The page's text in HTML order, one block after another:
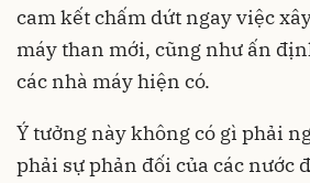
cam kết chấm dứt ngay việc
máy than mới, cũng như ấn
các nhà máy hiện có.
Ý tưởng này không có gì phải
phải sự phản đối của các nước